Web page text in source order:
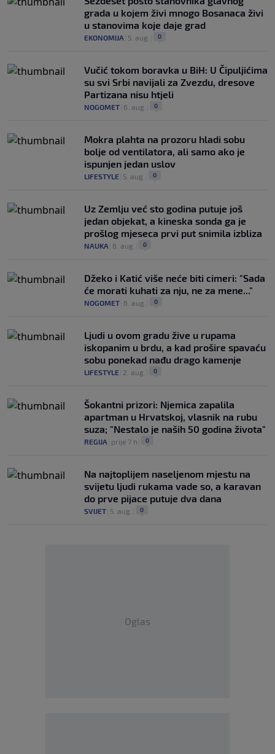
grada u kojem živi mnogo Bosanaca živi
u stanovima koje daje grad
EKONOMIJA 5. aug. 0
Vučić tokom boravka u BiH: U Čipuljićima
su svi Srbi navijali za Zvezdu, dresove
Partizana nisu htjeli
NOGOMET 6. aug. 0
Mokra plahta na prozoru hladi sobu
bolje od ventilatora, ali samo ako je
ispunjen jedan uslov
LIFESTYLE 5. aug. 0
Uz Zemlju već sto godina putuje još
jedan objekat, a kineska sonda ga je
prošlog mjeseca prvi put snimila izbliza
NAUKA 6. aug. 0
Džeko i Katić više neće biti cimeri: "Sada
će morati kuhati za nju, ne za mene..."
NOGOMET 6. aug. 0
Ljudi u ovom gradu žive u rupama
iskopanim u brdu, a kad prošire spavaću
sobu ponekad nađu drago kamenje
LIFESTYLE 2. aug. 0
Šokantni prizori: Njemica zapalila
apartman u Hrvatskoj, vlasnik na rubu
suza; "Nestalo je naših 50 godina života"
REGIJA prije 7 h 0
Na najtoplijem naseljenom mjestu na
svijetu ljudi rukama vade so, a karavan
do prve pijace putuje dva dana
SVIJET 5. aug. 0
Oglas